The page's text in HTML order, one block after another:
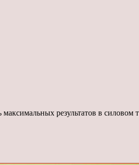
результатов в